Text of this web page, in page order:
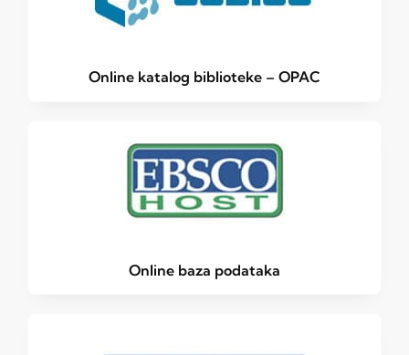
Online katalog biblioteke – OPAC
Online baza podataka